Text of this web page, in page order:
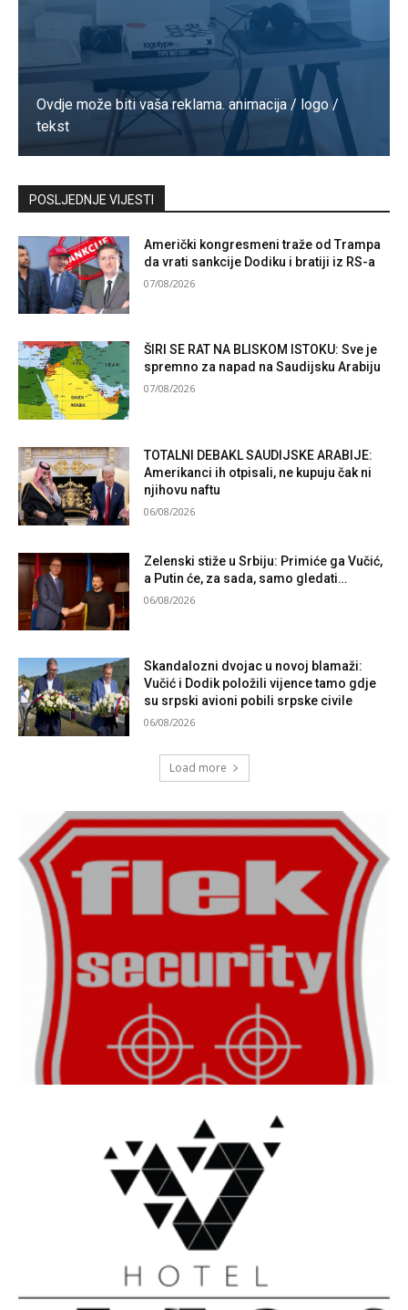
Ovdje može biti vaša reklama. animacija / logo /
tekst
Kontaktirajte nas
POSLJEDNJE VIJESTI
Američki kongresmeni traže od Trampa
da vrati sankcije Dodiku i bratiji iz RS-a
07/08/2026
ŠIRI SE RAT NA BLISKOM ISTOKU: Sve je
spremno za napad na Saudijsku Arabiju
07/08/2026
TOTALNI DEBAKL SAUDIJSKE ARABIJE:
Amerikanci ih otpisali, ne kupuju čak ni
njihovu naftu
06/08/2026
Zelenski stiže u Srbiju: Primiće ga Vučić,
a Putin će, za sada, samo gledati…
06/08/2026
Skandalozni dvojac u novoj blamaži:
Vučić i Dodik položili vijence tamo gdje
su srpski avioni pobili srpske civile
06/08/2026
Load more